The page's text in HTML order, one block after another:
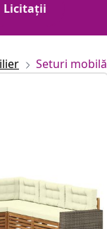
Licitații
Seturi mobilă